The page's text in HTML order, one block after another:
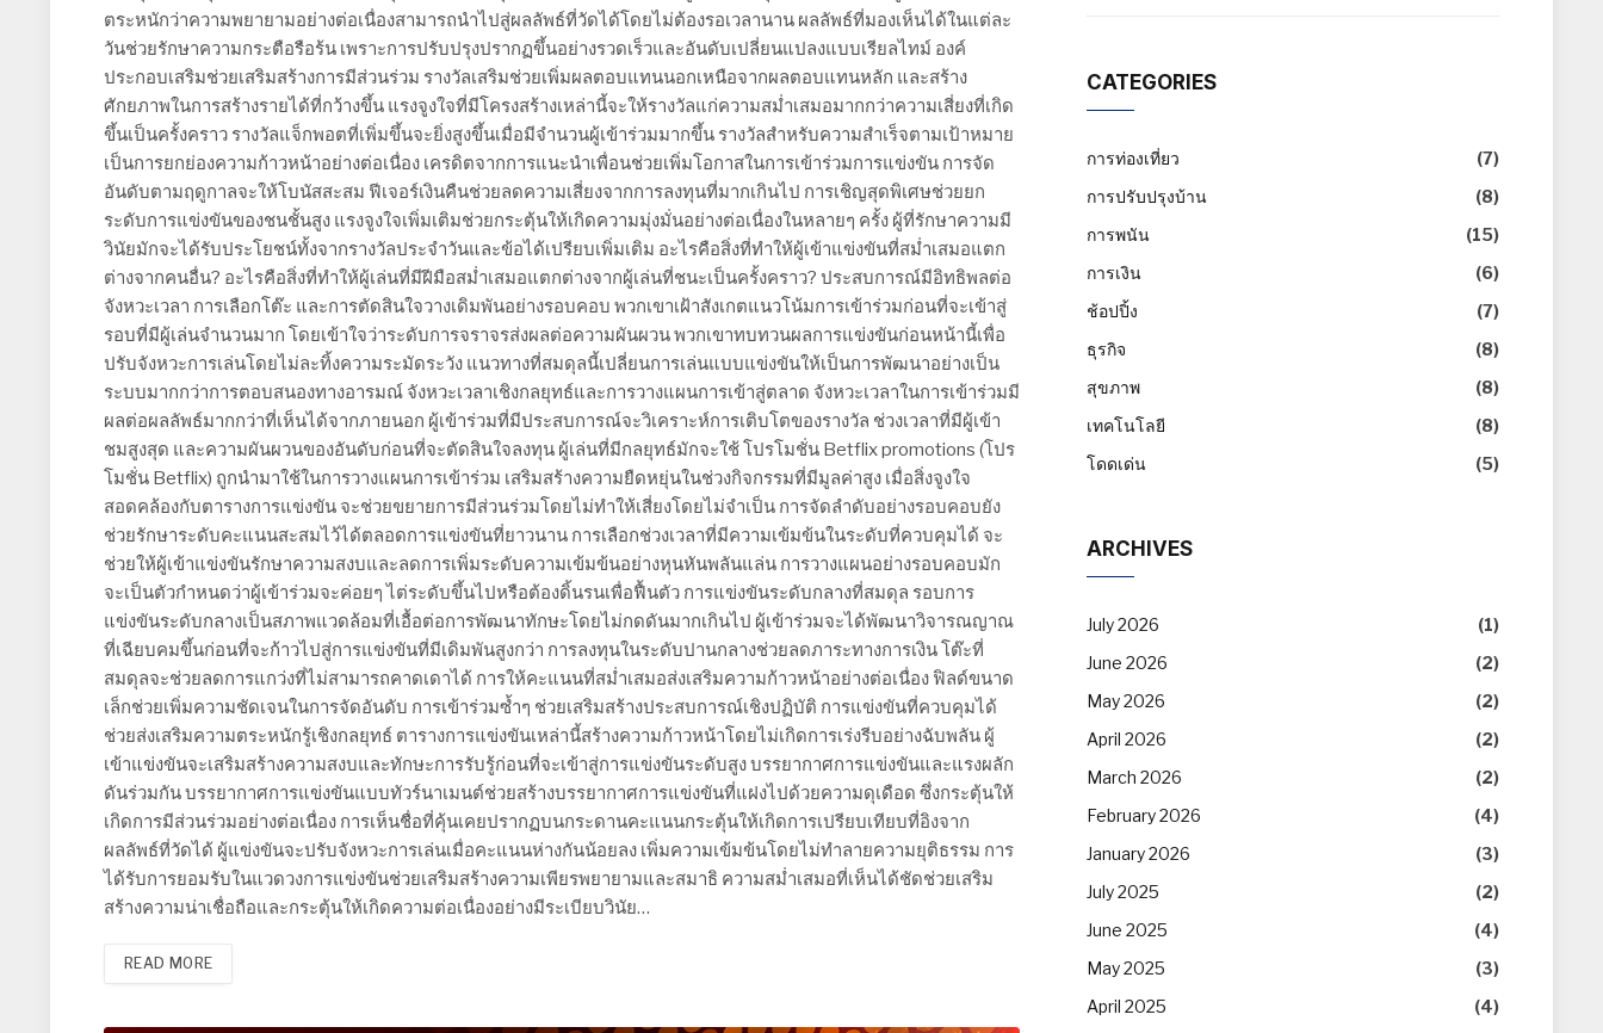
ตระหนักว่าความพยายามอย่างต่อเนื่องสามารถนำไปสู่ผลลัพธ์ที่วัดได้โดยไม่ต้องรอเวลานาน ผลลัพธ์ที่มองเห็นได้ในแต่ละ
วันช่วยรักษาความกระตือรือร้น เพราะการปรับปรุงปรากฏขึ้นอย่างรวดเร็วและอันดับเปลี่ยนแปลงแบบเรียลไทม์ องค์
ประกอบเสริมช่วยเสริมสร้างการมีส่วนร่วม รางวัลเสริมช่วยเพิ่มผลตอบแทนนอกเหนือจากผลตอบแทนหลัก และสร้าง
ศักยภาพในการสร้างรายได้ที่กว้างขึ้น แรงจูงใจที่มีโครงสร้างเหล่านี้จะให้รางวัลแก่ความสม่ำเสมอมากกว่าความเสี่ยงที่เกิด
ขึ้นเป็นครั้งคราว รางวัลแจ็กพอตที่เพิ่มขึ้นจะยิ่งสูงขึ้นเมื่อมีจำนวนผู้เข้าร่วมมากขึ้น รางวัลสำหรับความสำเร็จตามเป้าหมาย
เป็นการยกย่องความก้าวหน้าอย่างต่อเนื่อง เครดิตจากการแนะนำเพื่อนช่วยเพิ่มโอกาสในการเข้าร่วมการแข่งขัน การจัด
อันดับตามฤดูกาลจะให้โบนัสสะสม ฟีเจอร์เงินคืนช่วยลดความเสี่ยงจากการลงทุนที่มากเกินไป การเชิญสุดพิเศษช่วยยก
ระดับการแข่งขันของชนชั้นสูง แรงจูงใจเพิ่มเติมช่วยกระตุ้นให้เกิดความมุ่งมั่นอย่างต่อเนื่องในหลายๆ ครั้ง ผู้ที่รักษาความมี
วินัยมักจะได้รับประโยชน์ทั้งจากรางวัลประจำวันและข้อได้เปรียบเพิ่มเติม อะไรคือสิ่งที่ทำให้ผู้เข้าแข่งขันที่สม่ำเสมอแตก
ต่างจากคนอื่น? อะไรคือสิ่งที่ทำให้ผู้เล่นที่มีฝีมือสม่ำเสมอแตกต่างจากผู้เล่นที่ชนะเป็นครั้งคราว? ประสบการณ์มีอิทธิพลต่อ
จังหวะเวลา การเลือกโต๊ะ และการตัดสินใจวางเดิมพันอย่างรอบคอบ พวกเขาเฝ้าสังเกตแนวโน้มการเข้าร่วมก่อนที่จะเข้าสู่
รอบที่มีผู้เล่นจำนวนมาก โดยเข้าใจว่าระดับการจราจรส่งผลต่อความผันผวน พวกเขาทบทวนผลการแข่งขันก่อนหน้านี้เพื่อ
ปรับจังหวะการเล่นโดยไม่ละทิ้งความระมัดระวัง แนวทางที่สมดุลนี้เปลี่ยนการเล่นแบบแข่งขันให้เป็นการพัฒนาอย่างเป็น
ระบบมากกว่าการตอบสนองทางอารมณ์ จังหวะเวลาเชิงกลยุทธ์และการวางแผนการเข้าสู่ตลาด จังหวะเวลาในการเข้าร่วมมี
ผลต่อผลลัพธ์มากกว่าที่เห็นได้จากภายนอก ผู้เข้าร่วมที่มีประสบการณ์จะวิเคราะห์การเติบโตของรางวัล ช่วงเวลาที่มีผู้เข้า
ชมสูงสุด และความผันผวนของอันดับก่อนที่จะตัดสินใจลงทุน ผู้เล่นที่มีกลยุทธ์มักจะใช้ โปรโมชั่น Betflix promotions (โปร
โมชั่น Betflix) ถูกนำมาใช้ในการวางแผนการเข้าร่วม เสริมสร้างความยืดหยุ่นในช่วงกิจกรรมที่มีมูลค่าสูง เมื่อสิ่งจูงใจ
สอดคล้องกับตารางการแข่งขัน จะช่วยขยายการมีส่วนร่วมโดยไม่ทำให้เสี่ยงโดยไม่จำเป็น การจัดลำดับอย่างรอบคอบยัง
ช่วยรักษาระดับคะแนนสะสมไว้ได้ตลอดการแข่งขันที่ยาวนาน การเลือกช่วงเวลาที่มีความเข้มข้นในระดับที่ควบคุมได้ จะ
ช่วยให้ผู้เข้าแข่งขันรักษาความสงบและลดการเพิ่มระดับความเข้มข้นอย่างหุนหันพลันแล่น การวางแผนอย่างรอบคอบมัก
จะเป็นตัวกำหนดว่าผู้เข้าร่วมจะค่อยๆ ไต่ระดับขึ้นไปหรือต้องดิ้นรนเพื่อฟื้นตัว การแข่งขันระดับกลางที่สมดุล รอบการ
แข่งขันระดับกลางเป็นสภาพแวดล้อมที่เอื้อต่อการพัฒนาทักษะโดยไม่กดดันมากเกินไป ผู้เข้าร่วมจะได้พัฒนาวิจารณญาณ
ที่เฉียบคมขึ้นก่อนที่จะก้าวไปสู่การแข่งขันที่มีเดิมพันสูงกว่า การลงทุนในระดับปานกลางช่วยลดภาระทางการเงิน โต๊ะที่
สมดุลจะช่วยลดการแกว่งที่ไม่สามารถคาดเดาได้ การให้คะแนนที่สม่ำเสมอส่งเสริมความก้าวหน้าอย่างต่อเนื่อง ฟิลด์ขนาด
เล็กช่วยเพิ่มความชัดเจนในการจัดอันดับ การเข้าร่วมซ้ำๆ ช่วยเสริมสร้างประสบการณ์เชิงปฏิบัติ การแข่งขันที่ควบคุมได้
ช่วยส่งเสริมความตระหนักรู้เชิงกลยุทธ์ ตารางการแข่งขันเหล่านี้สร้างความก้าวหน้าโดยไม่เกิดการเร่งรีบอย่างฉับพลัน ผู้
เข้าแข่งขันจะเสริมสร้างความสงบและทักษะการรับรู้ก่อนที่จะเข้าสู่การแข่งขันระดับสูง บรรยากาศการแข่งขันและแรงผลัก
ดันร่วมกัน บรรยากาศการแข่งขันแบบทัวร์นาเมนต์ช่วยสร้างบรรยากาศการแข่งขันที่แฝงไปด้วยความดุเดือด ซึ่งกระตุ้นให้
เกิดการมีส่วนร่วมอย่างต่อเนื่อง การเห็นชื่อที่คุ้นเคยปรากฏบนกระดานคะแนนกระตุ้นให้เกิดการเปรียบเทียบที่อิงจาก
ผลลัพธ์ที่วัดได้ ผู้แข่งขันจะปรับจังหวะการเล่นเมื่อคะแนนห่างกันน้อยลง เพิ่มความเข้มข้นโดยไม่ทำลายความยุติธรรม การ
ได้รับการยอมรับในแวดวงการแข่งขันช่วยเสริมสร้างความเพียรพยายามและสมาธิ ความสม่ำเสมอที่เห็นได้ชัดช่วยเสริม
สร้างความน่าเชื่อถือและกระตุ้นให้เกิดความต่อเนื่องอย่างมีระเบียบวินัย…
READ MORE
CATEGORIES
การท่องเที่ยว
(7)
การปรับปรุงบ้าน
(8)
การพนัน
(15)
การเงิน
(6)
ช้อปปิ้ง
(7)
ธุรกิจ
(8)
สุขภาพ
(8)
เทคโนโลยี
(8)
โดดเด่น
(5)
ARCHIVES
July 2026
(1)
June 2026
(2)
May 2026
(2)
April 2026
(2)
March 2026
(2)
February 2026
(4)
January 2026
(3)
July 2025
(2)
June 2025
(4)
May 2025
(3)
April 2025
(4)